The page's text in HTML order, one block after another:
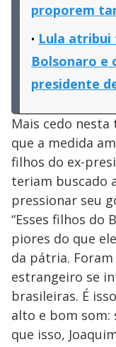
proporem
Lula atribui
Bolsonaro e
presidente
Mais cedo
que a medida
filhos do ex-
teriam buscado
pressionar seu
“Esses filhos do
piores do que
da pátria.
estrangeiro se
brasileiras. É
alto e bom som:
que isso,